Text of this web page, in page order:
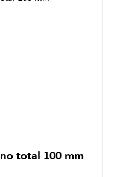
total 100 mm